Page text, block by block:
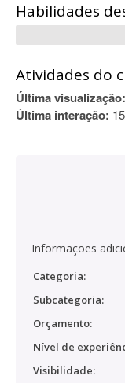
Habilidades
Atividades do
Última visualização:
Última interação:
Informações
Categoria:
Subcategoria:
Orçamento:
Nível de
Visibilidade: